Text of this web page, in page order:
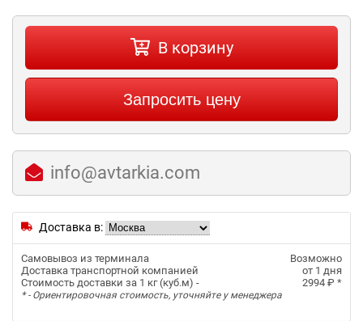
В корзину
Запросить цену
info@avtarkia.com
Доставка в:
Самовывоз из терминала
Возможно
Доставка транспортной компанией
от 1 дня
Стоимость доставки за 1 кг (куб.м) -
2994 ₽ *
* - Ориентировочная стоимость, уточняйте у менеджера